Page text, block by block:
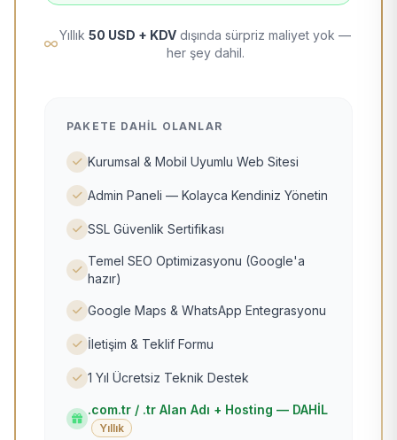
Yıllık 50 USD + KDV dışında sürpriz maliyet yok —
her şey dahil.
PAKETE DAHIL OLANLAR
Kurumsal & Mobil Uyumlu Web Sitesi
Admin Paneli — Kolayca Kendiniz Yönetin
SSL Güvenlik Sertifikası
Temel SEO Optimizasyonu (Google'a
hazır)
Google Maps & WhatsApp Entegrasyonu
İletişim & Teklif Formu
1 Yıl Ücretsiz Teknik Destek
.com.tr / .tr Alan Adı + Hosting — DAHİL
Yıllık